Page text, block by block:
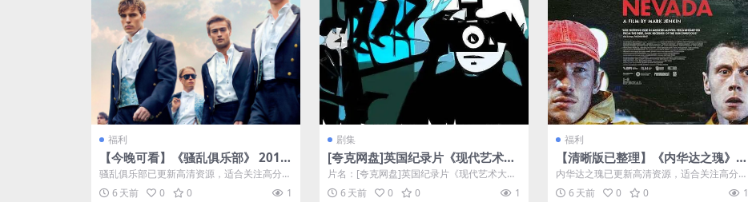
福利
【今晚可看】《骚乱俱乐部》 2014
夸克网盘资源 高清
骚乱俱乐部已更新高清资源，适合关注高分剧
的用户，支持夸克网盘保存，资源入口持续
维...6 天前 0 0 1
剧集
[夸克网盘]英国纪录片《现代艺术大
师》（2010）豆瓣9.2
片名：[夸克网盘]英国纪录片《现代艺术大
师》（2010）豆瓣9.2 分类：剧集 ...
6 天前 0 0 1
福利
【清晰版已整理】《内华达之瑰》 2
025 夸克网盘资源 高清
内华达之瑰已更新高清资源，适合关注高分剧
的用户，支持夸克网盘保存，资源入口持续
维...6 天前 0 0 1